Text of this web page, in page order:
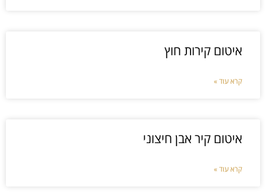
איטום קירות חוץ
קרא עוד »
איטום קיר אבן חיצוני
קרא עוד »